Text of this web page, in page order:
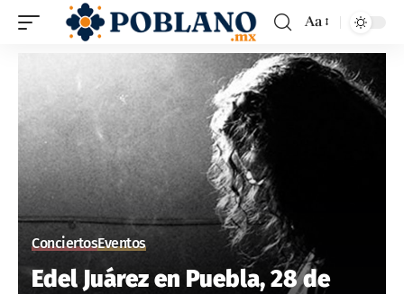
Aa
ConciertosEventos
Edel Juárez en Puebla, 28 de